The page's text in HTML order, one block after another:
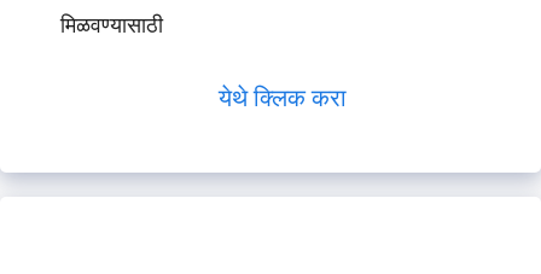
मिळवण्यासाठी
येथे क्लिक करा